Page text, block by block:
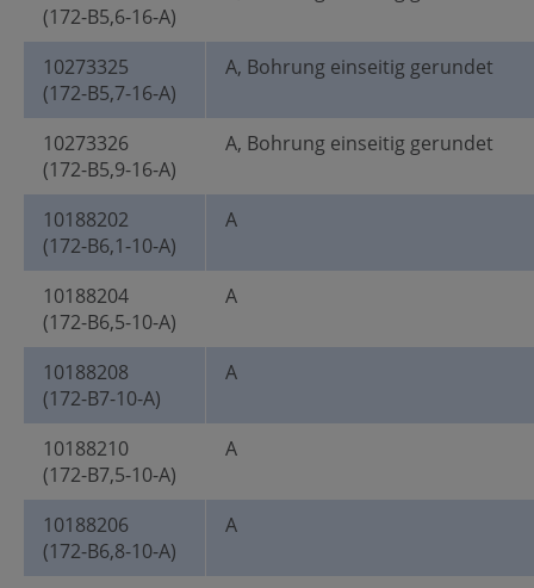
(172-B5,6-16-A)
10273325
(172-B5,7-16-A)
A, Bohrung einseitig gerundet
10273326
(172-B5,9-16-A)
A, Bohrung einseitig gerundet
10188202
(172-B6,1-10-A)
A
10188204
(172-B6,5-10-A)
A
10188208
(172-B7-10-A)
A
10188210
(172-B7,5-10-A)
A
10188206
(172-B6,8-10-A)
A